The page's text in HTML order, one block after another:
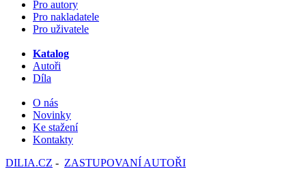
Pro autory
Pro nakladatele
Pro uživatele
Katalog
Autoři
Díla
O nás
Novinky
Ke stažení
Kontakty
DILIA.CZ - ZASTUPOVANÍ AUTOŘI